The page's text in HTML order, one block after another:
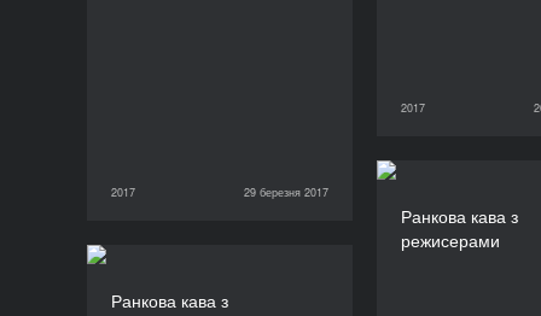
2017
26 березня 2017
2017 29 березня 2017
2017
29 березня 2017
Ранкова кава з
режисерами
Ранкова кава зрежисерами